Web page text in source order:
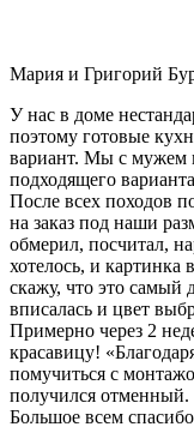
Мария и Григорий
У нас в доме
поэтому готовые
вариант. Мы с мужем
подходящего
После всех походов
на заказ под наши
обмерил, посчитал,
хотелось, и картинка
скажу, что это самый
вписалась и цвет
Примерно через 2
красавицу!
помучиться с
получился отменный.
Большое всем